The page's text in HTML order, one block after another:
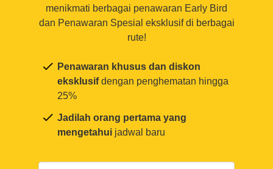
menikmati berbagai penawaran Early Bird
dan Penawaran Spesial eksklusif di berbagai
rute!
Penawaran khusus dan diskon
eksklusifdengan penghematan hingga
25%
Jadilah orang pertama yang
mengetahui jadwal baru